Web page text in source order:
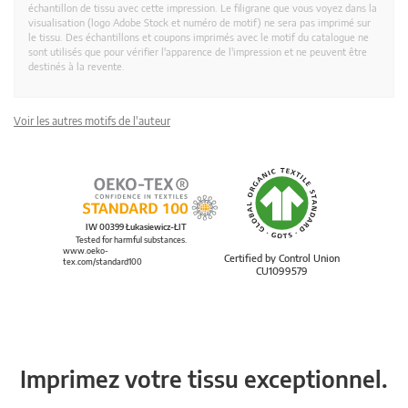
échantillon de tissu avec cette impression. Le filigrane que vous voyez dans la
visualisation (logo Adobe Stock et numéro de motif) ne sera pas imprimé sur
le tissu. Des échantillons et coupons imprimés avec le motif du catalogue ne
sont utilisés que pour vérifier l'apparence de l'impression et ne peuvent être
destinés à la revente.
Voir les autres motifs de l'auteur
Certified by Control Union
CU1099579
IW 00399 Łukasiewicz-ŁIT
Tested for harmful substances.
www.oeko-
tex.com/standard100
Imprimez votre tissu exceptionnel.